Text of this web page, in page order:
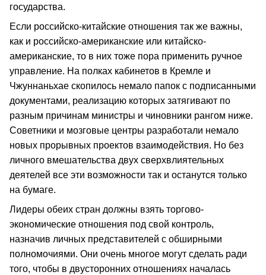
государства.
Если российско-китайские отношения так же важны,
как и российско-американские или китайско-
американские, то в них тоже пора применить ручное
управление. На полках кабинетов в Кремле и
Чжуннаньхае скопилось немало папок с подписанными
документами, реализацию которых затягивают по
разным причинам министры и чиновники рангом ниже.
Советники и мозговые центры разработали немало
новых прорывных проектов взаимодействия. Но без
личного вмешательства двух сверхвлиятельных
деятелей все эти возможности так и останутся только
на бумаге.
Лидеры обеих стран должны взять торгово-
экономические отношения под свой контроль,
назначив личных представителей с обширными
полномочиями. Они очень многое могут сделать ради
того, чтобы в двусторонних отношениях началась